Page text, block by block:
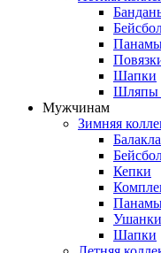
Шапки
Шляпы
Мужчинам
Зимняя
Кепки
Ушанки
Шапки